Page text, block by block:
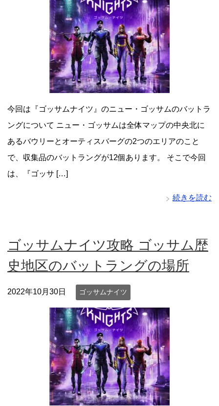
今回は『ゴッサムナイツ』のニュー・ゴッサムのバットラ
ングについて ニュー・ゴッサムは全体マップの中央北に
あるバウリーとオーティスバーグの2つのエリアのこと
で、収集品のバットラングが12個あります。 そこで今回
は、『ゴッサ […]
続きを読む
ゴッサムナイツ攻略 ゴッサム歴
史地区のバットラングの場所
2022年10月30日 ゴッサムナイツ